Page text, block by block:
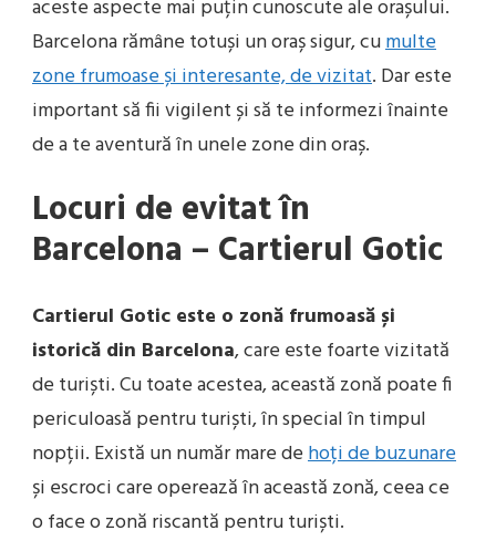
aceste aspecte mai puțin cunoscute ale orașului.
Barcelona rămâne totuși un oraș sigur, cumulte
zone frumoase și interesante, de vizitat. Dar este
important să fii vigilent și să te informezi înainte
de a te aventură în unele zone din oraș.
Locuri de evitat în
Barcelona – Cartierul Gotic
Cartierul Gotic este o zonă frumoasă și
istorică din Barcelona, care este foarte vizitată
de turiști. Cu toate acestea, această zonă poate fi
periculoasă pentru turiști, în special în timpul
nopții. Există un număr mare dehoți de buzunare
și escroci care operează în această zonă, ceea ce
o face o zonă riscantă pentru turiști.